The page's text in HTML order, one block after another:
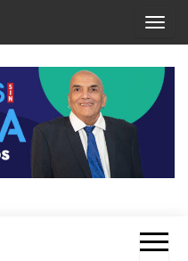
T
g
n
i